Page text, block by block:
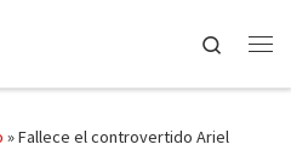
Search
»Fallece el controvertido Ariel